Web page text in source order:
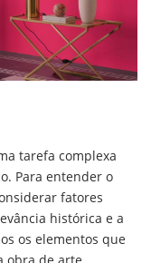
tarefa complexa
Para entender o
fatores
histórica e a
os elementos que
obra de arte.